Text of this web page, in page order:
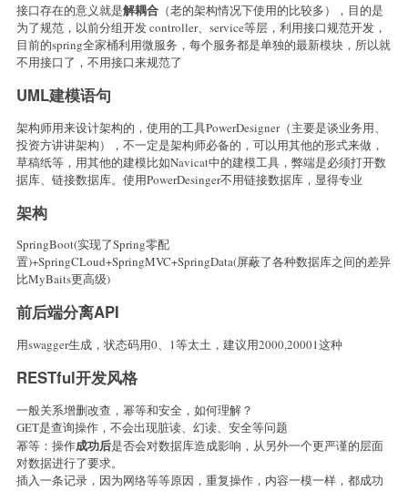
接口存在的意义就是解耦合 （老的架构情况下使用的比较多），目的是
为了规范，以前分组开发 controller、service等层，利用接口规范开发，
目前的spring全家桶利用微服务，每个服务都是单独的最新模块，所以就
不用接口了，不用接口来规范了
UML建模语句
架构师用来设计架构的，使用的工具PowerDesigner（主要是谈业务用、
投资方讲讲架构），不一定是架构师必备的，可以用其他的形式来做，
草稿纸等，用其他的建模比如Navicat中的建模工具，弊端是必须打开数
据库、链接数据库。使用PowerDesinger不用链接数据库，显得专业
架构
SpringBoot(实现了Spring零配
置)+SpringCLoud+SpringMVC+SpringData(屏蔽了各种数据库之间的差异
比MyBaits更高级)
前后端分离API
用swagger生成，状态码用0、1等太土，建议用2000,20001这种
RESTful开发风格
一般关系增删改查，幂等和安全，如何理解？
GET是查询操作，不会出现脏读、幻读、安全等问题
幂等：操作成功后是否会对数据库造成影响，从另外一个更严谨的层面
对数据进行了要求。
插入一条记录，因为网络等等原因，重复操作，内容一模一样，都成功